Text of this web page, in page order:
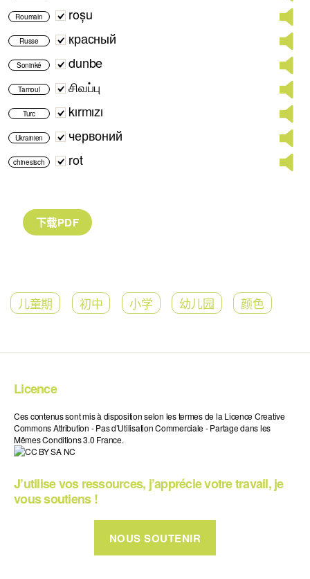
Roumain roșu
Russe красный
Soninké dunbe
Tamoul சிவப்பு
Turc kırmızı
Ukrainien червоний
chinesisch rot
儿童期 初中 小学 幼儿园 颜色
Licence
Ces contenus sont mis à disposition selon les termes de la Licence Creative
Commons Attribution - Pas d’Utilisation Commerciale - Partage dans les
Mêmes Conditions 3.0 France.
J’utilise vos ressources, j’apprécie votre travail, je
vous soutiens !
NOUS SOUTENIR